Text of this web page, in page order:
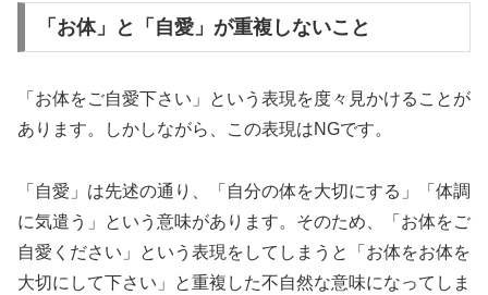
「お体」と「自愛」が重複しないこと
「お体をご自愛下さい」という表現を度々見かけることが
あります。しかしながら、この表現はNGです。
「自愛」は先述の通り、「自分の体を大切にする」「体調
に気遣う」という意味があります。そのため、「お体をご
自愛ください」という表現をしてしまうと「お体をお体を
大切にして下さい」と重複した不自然な意味になってしま